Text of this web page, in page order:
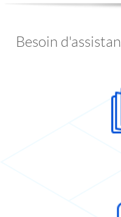
Besoin